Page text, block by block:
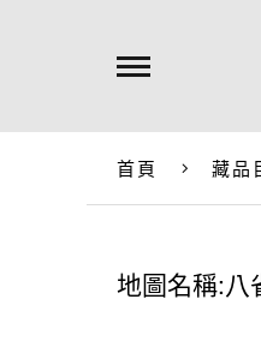
首頁 藏品
地圖名稱:八